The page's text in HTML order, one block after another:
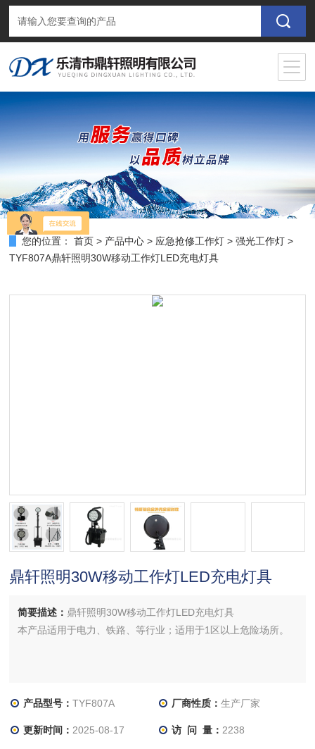
您的位置： 首页 > 产品中心 > 应急抢修工作灯 >强光工作灯 >
TYF807A鼎轩照明30W移动工作灯LED充电灯具
鼎轩照明30W移动工作灯LED充电灯具
简要描述： 鼎轩照明30W移动工作灯LED充电灯具
本产品适用于电力、铁路、等行业；适用于1区以上危险场所。
产品型号：TYF807A 厂商性质： 生产厂家
更新时间： 2025-08-17 访 问 量： 2238